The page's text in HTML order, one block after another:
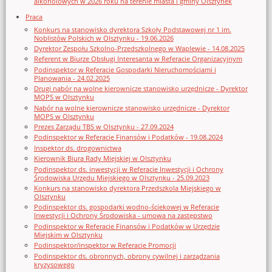
Praca
Konkurs na stanowisko dyrektora Szkoły Podstawowej nr 1 im.
Noblistów Polskich w Olsztynku - 19.06.2026
Dyrektor Zespołu Szkolno-Przedszkolnego w Waplewie - 14.08.2025
Referent w Biurze Obsługi Interesanta w Referacie Organizacyjnym
Podinspektor w Referacie Gospodarki Nieruchomościami i
Planowania - 24.02.2025
Drugi nabór na wolne kierownicze stanowisko urzędnicze - Dyrektor
MOPS w Olsztynku
Nabór na wolne kierownicze stanowisko urzędnicze - Dyrektor
MOPS w Olsztynku
Prezes Zarządu TBS w Olsztynku - 27.09.2024
Podinspektor w Referacie Finansów i Podatków - 19.08.2024
Inspektor ds. drogownictwa
Kierownik Biura Rady Miejskiej w Olsztynku
Podinspektor ds. inwestycji w Referacie Inwestycji i Ochrony
Środowiska Urzędu Miejskiego w Olsztynku - 25.09.2023
Konkurs na stanowisko dyrektora Przedszkola Miejskiego w
Olsztynku
Podinspektor ds. gospodarki wodno-ściekowej w Referacie
Inwestycji i Ochrony Środowiska - umowa na zastępstwo
Podinspektor w Referacie Finansów i Podatków w Urzędzie
Miejskim w Olsztynku
Podinspektor/inspektor w Referacie Promocji
Podinspektor ds. obronnych, obrony cywilnej i zarządzania
kryzysowego